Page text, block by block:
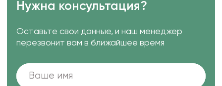
Нужна консультация?
Оставьте свои данные, и наш менеджер
перезвонит вам в ближайшее время